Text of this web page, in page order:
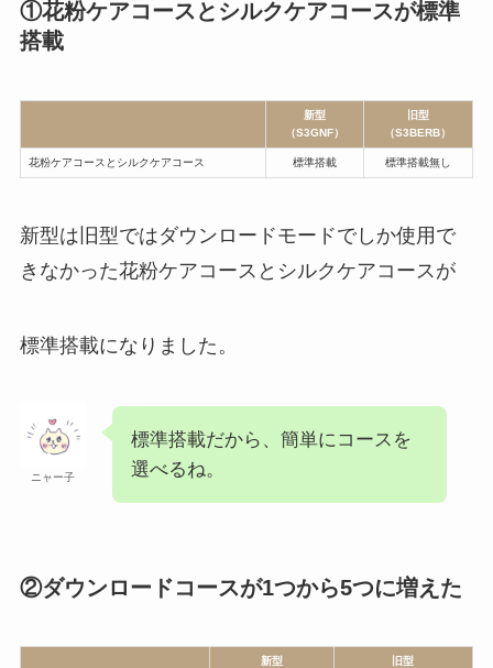
①花粉ケアコースとシルクケアコースが標準
搭載
新型
（S3GNF）
旧型
（S3BERB）
花粉ケアコースとシルクケアコース 標準搭載 標準搭載無し
新型は旧型ではダウンロードモードでしか使用で
きなかった花粉ケアコースとシルクケアコースが
標準搭載になりました。
ニャー子
標準搭載だから、簡単にコースを
選べるね。
②ダウンロードコースが1つから5つに増えた
新型
旧型